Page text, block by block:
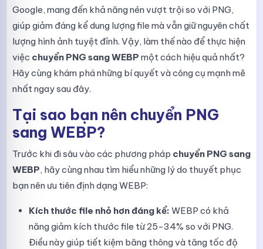
Google, mang đến khả năng nén vượt trội so với PNG,
giúp giảm đáng kể dung lượng file mà vẫn giữ nguyên chất
lượng hình ảnh tuyệt đỉnh. Vậy, làm thế nào để thực hiện
việc chuyển PNG sang WEBP một cách hiệu quả nhất?
Hãy cùng khám phá những bí quyết và công cụ mạnh mẽ
nhất ngay sau đây.
Tại sao bạn nên chuyển PNG
sang WEBP?
Trước khi đi sâu vào các phương pháp chuyển PNG sang
WEBP, hãy cùng nhau tìm hiểu những lý do thuyết phục
bạn nên ưu tiên định dạng WEBP:
Kích thước file nhỏ hơn đáng kể: WEBP có khả
năng giảm kích thước file từ 25-34% so với PNG.
Điều này giúp tiết kiệm băng thông và tăng tốc độ